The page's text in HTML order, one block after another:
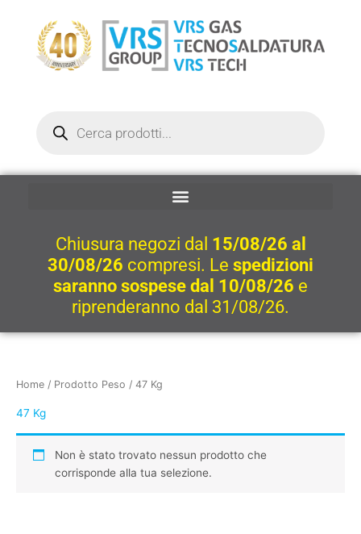
contenuto
Chiusura negozi dal 15/08/26 al
30/08/26 compresi. Le spedizioni
saranno sospese dal 10/08/26 e
riprenderanno dal 31/08/26.
Home / Prodotto Peso / 47 Kg
47 Kg
Non è stato trovato nessun prodotto che
corrisponde alla tua selezione.